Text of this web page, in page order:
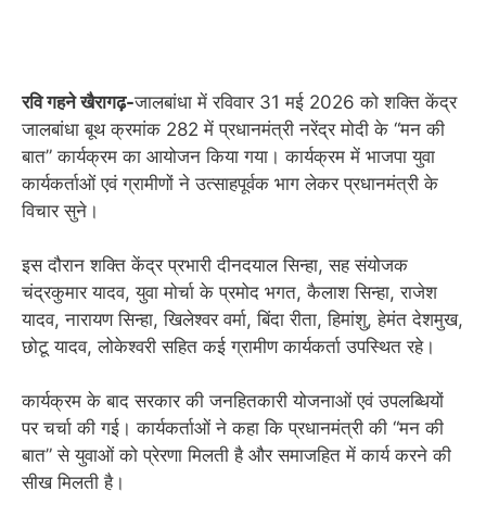
रवि गहने खैरागढ़-जालबांधा में रविवार 31 मई 2026 को शक्ति केंद्र
जालबांधा बूथ क्रमांक 282 में प्रधानमंत्री नरेंद्र मोदी के “मन की
बात” कार्यक्रम का आयोजन किया गया। कार्यक्रम में भाजपा युवा
कार्यकर्ताओं एवं ग्रामीणों ने उत्साहपूर्वक भाग लेकर प्रधानमंत्री के
विचार सुने।
इस दौरान शक्ति केंद्र प्रभारी दीनदयाल सिन्हा, सह संयोजक
चंद्रकुमार यादव, युवा मोर्चा के प्रमोद भगत, कैलाश सिन्हा, राजेश
यादव, नारायण सिन्हा, खिलेश्वर वर्मा, बिंदा रीता, हिमांशु, हेमंत देशमुख,
छोटू यादव, लोकेश्वरी सहित कई ग्रामीण कार्यकर्ता उपस्थित रहे।
कार्यक्रम के बाद सरकार की जनहितकारी योजनाओं एवं उपलब्धियों
पर चर्चा की गई। कार्यकर्ताओं ने कहा कि प्रधानमंत्री की “मन की
बात” से युवाओं को प्रेरणा मिलती है और समाजहित में कार्य करने की
सीख मिलती है।